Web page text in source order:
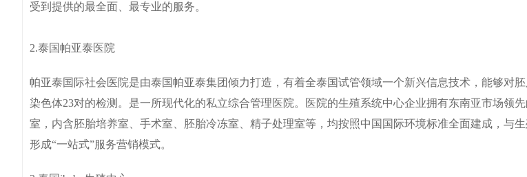
受到提供的最全面、最专业的服务。
2.泰国帕亚泰医院
帕亚泰国际社会医院是由泰国帕亚泰集团倾力打造，有着全泰国试管领域一个新兴信息技术，能够对
染色体23对的检测。是一所现代化的私立综合管理医院。医院的生殖系统中心企业拥有东南亚市场领
室，内含胚胎培养室、手术室、胚胎冷冻室、精子处理室等，均按照中国国际环境标准全面建成，与
形成“一站式”服务营销模式。